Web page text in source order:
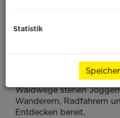
seinen Ursprung haben.
hervorragender 18 Loch
eine Reitschule,
Wellness-Oasen.Sehr
Waldwege stehen
Wanderern, Radfahrern
Entdecken bereit.
Statistik